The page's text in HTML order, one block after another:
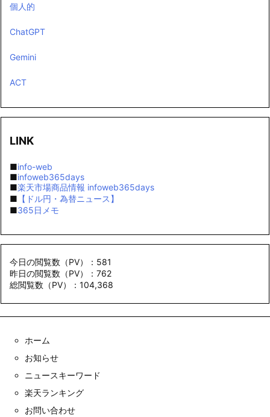
個人的
ChatGPT
Gemini
ACT
LINK
■info-web
■infoweb365days
■楽天市場商品情報 infoweb365days
■ 【ドル円・為替ニュース】
■365日メモ
今日の閲覧数（PV）：581
昨日の閲覧数（PV）：762
総閲覧数（PV）：104,368
ホーム
お知らせ
ニュースキーワード
楽天ランキング
お問い合わせ